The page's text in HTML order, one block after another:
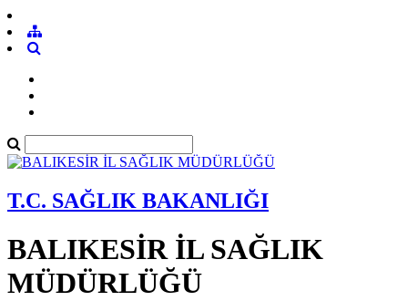
T.C. SAĞLIK BAKANLIĞI
BALIKESİR İL SAĞLIK
MÜDÜRLÜĞÜ